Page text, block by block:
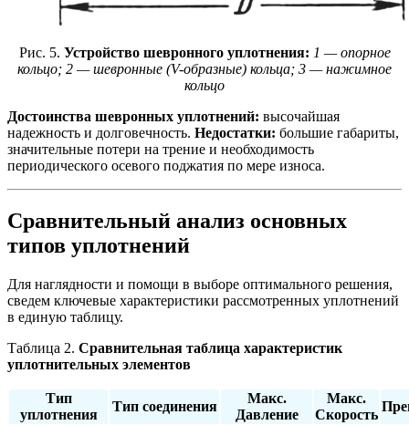
Рис. 5. Устройство шевронного уплотнения: 1 — опорное
кольцо; 2 — шевронные (V-образные) кольца; 3 — нажимное
кольцо
Достоинства шевронных уплотнений: высочайшая
надежность и долговечность. Недостатки: большие габариты,
значительные потери на трение и необходимость
периодического осевого поджатия по мере износа.
Сравнительный анализ основных
типов уплотнений
Для наглядности и помощи в выборе оптимального решения,
сведем ключевые характеристики рассмотренных уплотнений
в единую таблицу.
Таблица 2. Сравнительная таблица характеристик
уплотнительных элементов
Тип
уплотнения
Тип соединения
Макс.
Давление
Макс.
Скорость